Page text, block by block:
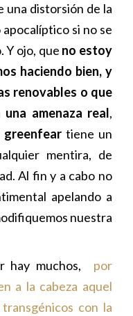
una distorsión de la
si no se
Y ojo, que no estoy
haciendo bien, y
renovables o que
amenaza real,
greenfeartiene un
mentira, de
Al fin y a cabo no
apelando a
nuestra
hay muchos, por
a la cabeza aquel
con la